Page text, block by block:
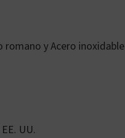
romano y Acero inoxidable
UU.